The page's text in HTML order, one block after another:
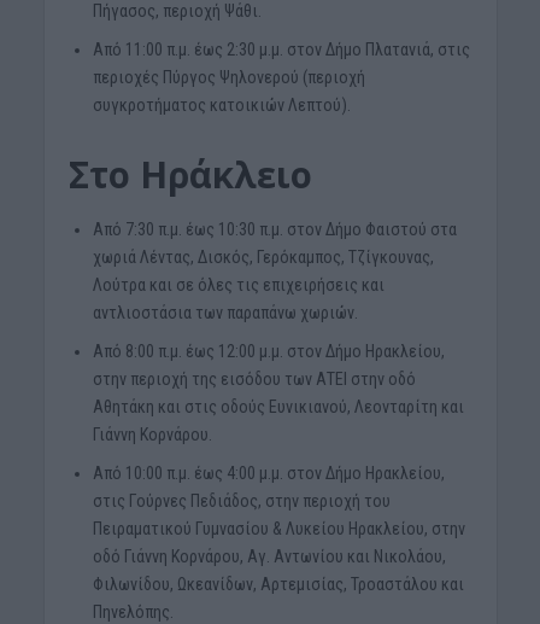
Πήγασος, περιοχή Ψάθι.
Από 11:00 π.μ. έως 2:30 μ.μ. στον Δήμο Πλατανιά, στις
περιοχές Πύργος Ψηλονερού (περιοχή
συγκροτήματος κατοικιών Λεπτού).
Στο Ηράκλειο
Από 7:30 π.μ. έως 10:30 π.μ. στον Δήμο Φαιστού στα
χωριά Λέντας, Δισκός, Γερόκαμπος, Τζίγκουνας,
Λούτρα και σε όλες τις επιχειρήσεις και
αντλιοστάσια των παραπάνω χωριών.
Από 8:00 π.μ. έως 12:00 μ.μ. στον Δήμο Ηρακλείου,
στην περιοχή της εισόδου των ΑΤΕΙ στην οδό
Αθητάκη και στις οδούς Ευνικιανού, Λεονταρίτη και
Γιάννη Κορνάρου.
Από 10:00 π.μ. έως 4:00 μ.μ. στον Δήμο Ηρακλείου,
στις Γούρνες Πεδιάδος, στην περιοχή του
Πειραματικού Γυμνασίου & Λυκείου Ηρακλείου, στην
οδό Γιάννη Κορνάρου, Αγ. Αντωνίου και Νικολάου,
Φιλωνίδου, Ωκεανίδων, Αρτεμισίας, Τροαστάλου και
Πηνελόπης.